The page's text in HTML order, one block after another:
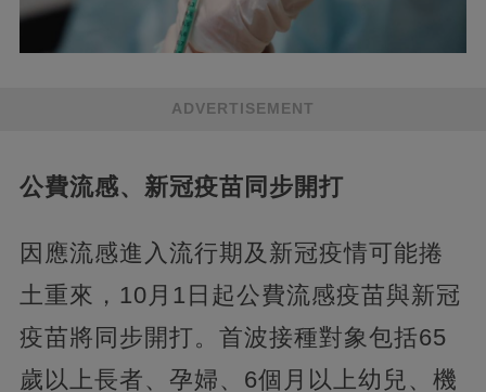
ADVERTISEMENT
公費流感、新冠疫苗同步開打
因應流感進入流行期及新冠疫情可能捲
土重來，10月1日起公費流感疫苗與新冠
疫苗將同步開打。首波接種對象包括65
歲以上長者、孕婦、6個月以上幼兒、機